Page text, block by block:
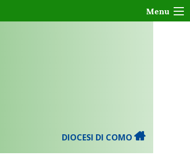
Menu
DIOCESI DI COMO